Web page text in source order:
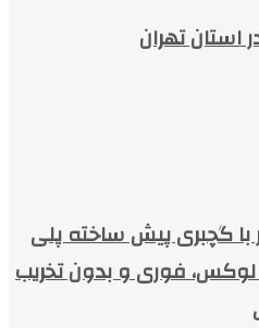
استان تهران
با گچبری پیش ساخته پلی
لوکس، فوری و بدون تخریب